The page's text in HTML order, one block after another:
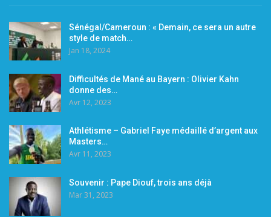
Sénégal/Cameroun : « Demain, ce sera un autre
style de match…
Jan 18, 2024
Difficultés de Mané au Bayern : Olivier Kahn
donne des…
Avr 12, 2023
Athlétisme – Gabriel Faye médaillé d’argent aux
Masters…
Avr 11, 2023
Souvenir : Pape Diouf, trois ans déjà
Mar 31, 2023